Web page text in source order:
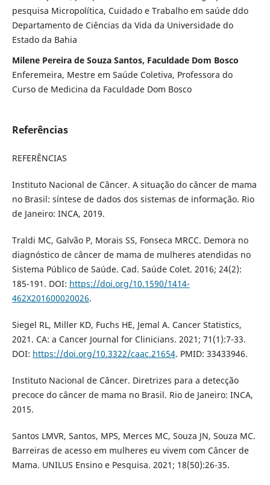
pesquisa Micropolítica, Cuidado e Trabalho em saúde ddo
Departamento de Ciências da Vida da Universidade do
Estado da Bahia
Milene Pereira de Souza Santos, Faculdade Dom Bosco
Enferemeira, Mestre em Saúde Coletiva, Professora do
Curso de Medicina da Faculdade Dom Bosco
Referências
REFERÊNCIAS
Instituto Nacional de Câncer. A situação do câncer de mama
no Brasil: síntese de dados dos sistemas de informação. Rio
de Janeiro: INCA, 2019.
Traldi MC, Galvão P, Morais SS, Fonseca MRCC. Demora no
diagnóstico de câncer de mama de mulheres atendidas no
Sistema Público de Saúde. Cad. Saúde Colet. 2016; 24(2):
185-191. DOI: https://doi.org/10.1590/1414-
462X201600020026.
Siegel RL, Miller KD, Fuchs HE, Jemal A. Cancer Statistics,
2021. CA: a Cancer Journal for Clinicians. 2021; 71(1):7-33.
DOI: https://doi.org/10.3322/caac.21654. PMID: 33433946.
Instituto Nacional de Câncer. Diretrizes para a detecção
precoce do câncer de mama no Brasil. Rio de Janeiro: INCA,
2015.
Santos LMVR, Santos, MPS, Merces MC, Souza JN, Souza MC.
Barreiras de acesso em mulheres eu vivem com Câncer de
Mama. UNILUS Ensino e Pesquisa. 2021; 18(50):26-35.